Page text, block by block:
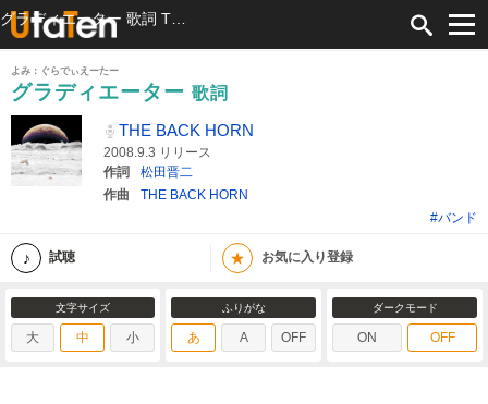
よみ：ぐらでぃえーたー
グラディエーター 歌詞
THE BACK HORN
2008.9.3 リリース
作詞
松田晋二
作曲
THE BACK HORN
#バンド
試聴 ★ お気に入り登録
文字サイズ
大 中 小
ふりがな
あ A OFF
ダークモード
ON OFF